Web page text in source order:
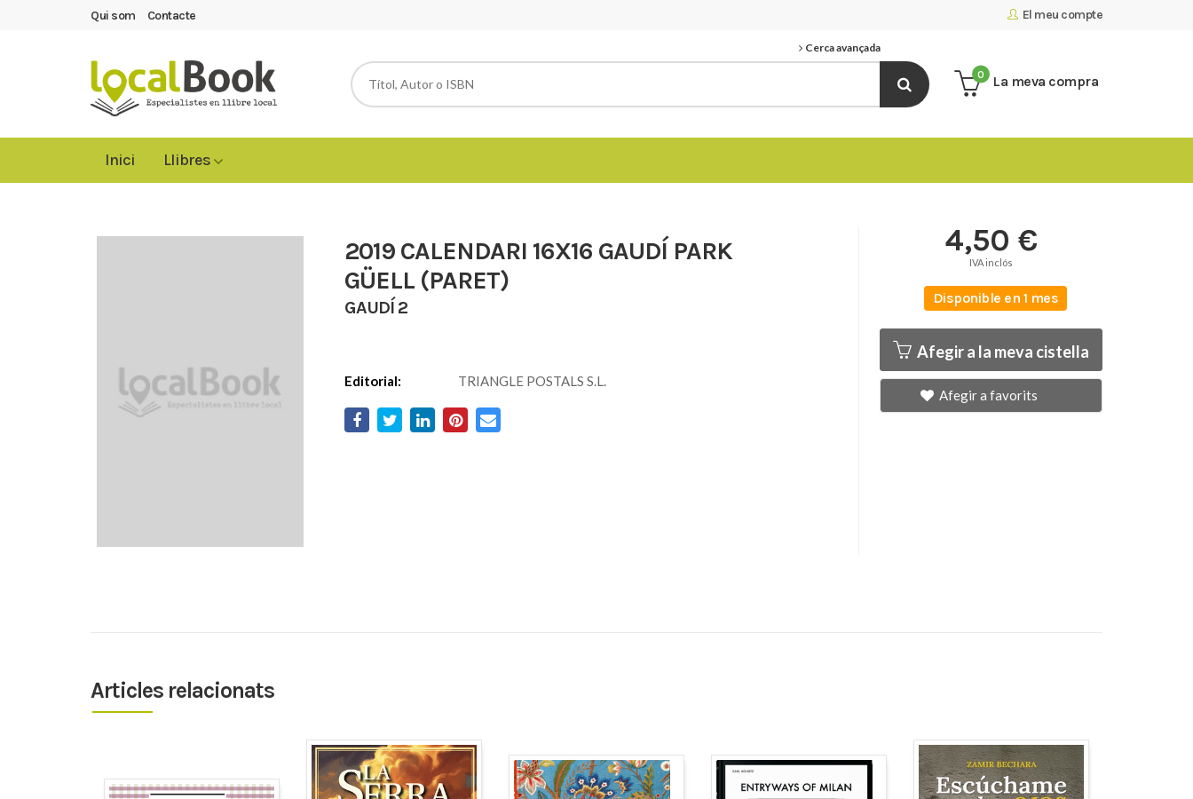
El meu compte
Qui som Contacte
Cerca avançada
La meva compra
0
Inici Llibres
2019 CALENDARI 16X16 GAUDÍ PARK
GÜELL (PARET)
GAUDÍ 2
Editorial: TRIANGLE POSTALS S.L.
4,50 €
IVA inclós
Disponible en 1 mes
Afegir a la meva cistella
Afegir a favorits
Articles relacionats